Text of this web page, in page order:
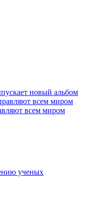
новый альбом
всем миром
ученых